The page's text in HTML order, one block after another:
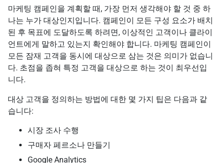
마케팅 캠페인을 계획할 때, 가장 먼저 생각해야 할 것 중 하
나는 누가 대상인지입니다. 캠페인이 모든 구성 요소가 배치
된 후 목표에 도달하도록 하려면, 이상적인 고객이나 클라이
언트에게 말하고 있는지 확인해야 합니다. 마케팅 캠페인이
모든 잠재 고객을 동시에 대상으로 삼는 것은 의미가 없습니
다. 초점을 좁혀 특정 고객을 대상으로 하는 것이 최우선입
니다.
대상 고객을 정의하는 방법에 대한 몇 가지 팁은 다음과 같
습니다:
시장 조사 수행
구매자 페르소나 만들기
Google Analytics